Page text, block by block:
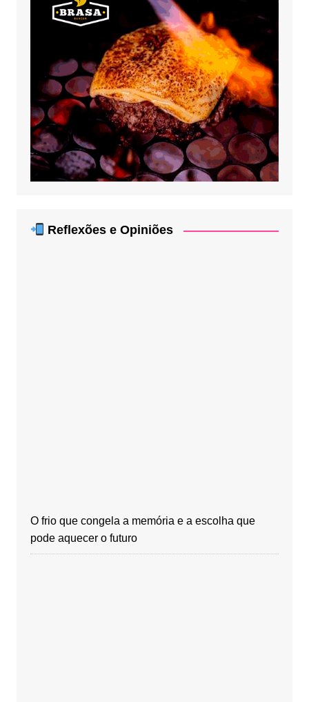
Reflexões e Opiniões
O frio que congela a memória e a escolha que
pode aquecer o futuro